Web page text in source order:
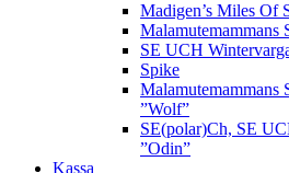
Madigen’s Miles Of
Malamutemammans
SE UCH
Spike
”Wolf”
SE(polar)Ch, SE
”Odin”
Kassa